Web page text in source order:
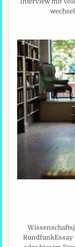
RundfunkEssay